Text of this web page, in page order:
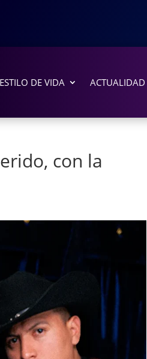
ESTILO DE VIDA ACTUALIDAD
con la